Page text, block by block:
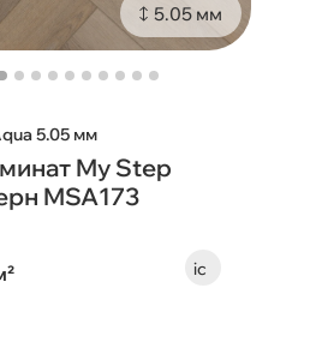
5.05 мм
5.05 мм
My Step
MSA173